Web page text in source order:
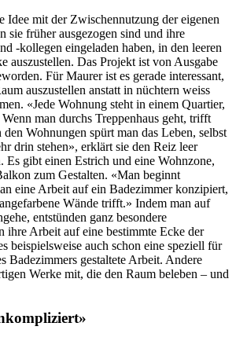
Idee mit der Zwischennutzung der eigenen
sie früher ausgezogen sind und ihre
-kollegen eingeladen haben, in den leeren
auszustellen. Das Projekt ist von Ausgabe
Für Maurer ist es gerade interessant,
auszustellen anstatt in nüchtern weiss
«Jede Wohnung steht in einem Quartier,
man durchs Treppenhaus geht, trifft
Wohnungen spürt man das Leben, selbst
drin stehen», erklärt sie den Reiz leer
Es gibt einen Estrich und eine Wohnzone,
zum Gestalten. «Man beginnt
eine Arbeit auf ein Badezimmer konzipiert,
Wände trifft.» Indem man auf
entstünden ganz besondere
ihre Arbeit auf eine bestimmte Ecke der
beispielsweise auch schon eine speziell für
Badezimmers gestaltete Arbeit. Andere
Werke mit, die den Raum beleben – und